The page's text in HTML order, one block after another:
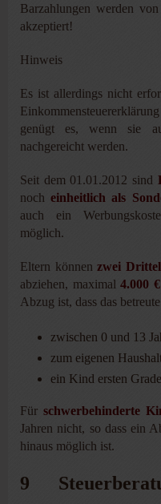
Barzahlungen werden
akzeptiert!
Hinweis
Es ist allerdings nicht
genügt es, wenn sie
nachgereicht werden.
Seit dem 01.01.2012 sind
nocheinheitlich als
auch ein
möglich.
Eltern könnenzwei
abziehen, maximal4.000
Abzug ist, dass das
zwischen 0 und 13
zum eigenen
ein Kind ersten
Für schwerbehinderte
Jahren nicht, so dass ein
hinaus möglich ist.
9